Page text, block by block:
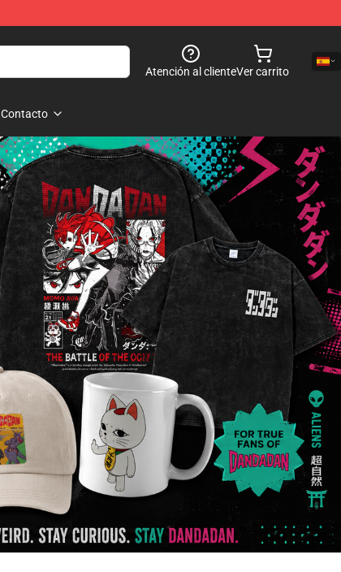
Atención al clienteVer carrito
Contacto